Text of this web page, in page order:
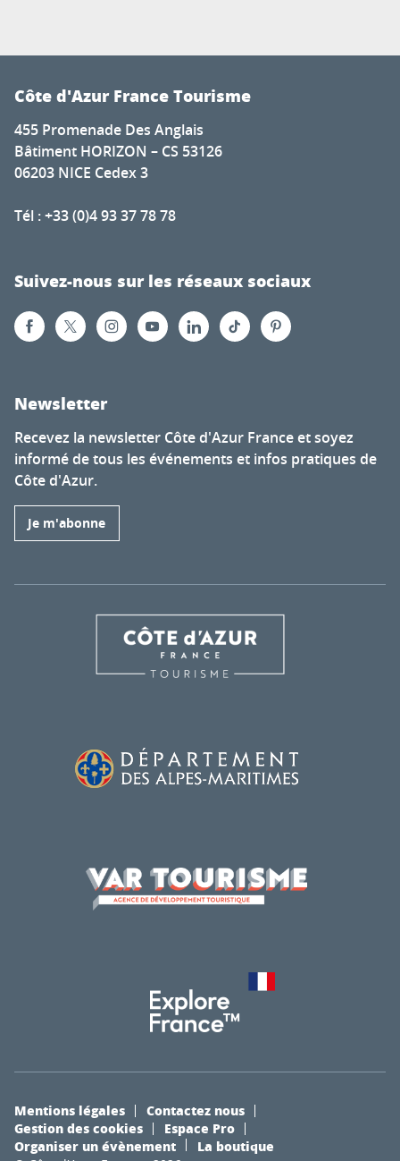
Côte d'Azur France Tourisme
455 Promenade Des Anglais
Bâtiment HORIZON – CS 53126
06203 NICE Cedex 3
Tél : +33 (0)4 93 37 78 78
Suivez-nous sur les réseaux sociaux
Newsletter
Recevez la newsletter Côte d'Azur France et soyez
informé de tous les événements et infos pratiques de
Côte d'Azur.
Je m'abonne
Mentions légales
Contactez nous
Gestion des cookies
Espace Pro
Organiser un évènement
La boutique